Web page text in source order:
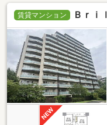
賃貸マンション Ｂｒｉ